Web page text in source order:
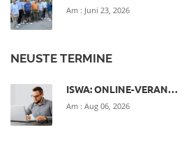
Am : Juni 23, 2026
NEUSTE TERMINE
ISWA: ONLINE-VERAN…
Am : Aug 06, 2026